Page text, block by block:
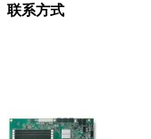
联系方式